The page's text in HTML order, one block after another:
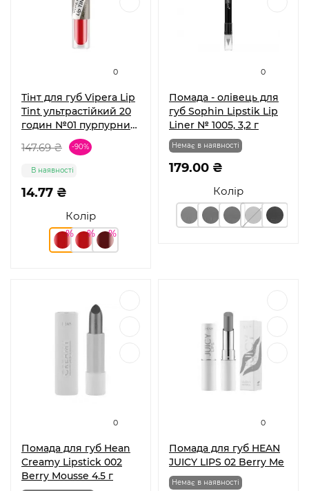
0
Тінт для губ Vipera Lip
Tint ультрастійкий 20
годин №01 пурпурний,
Колір
147.69 ₴ -90%
14.77 ₴
В наявності
0
Помада - олівець для
губ Sophin Lipstik Lip
Liner № 1005, 3,2 г
Колір
179.00 ₴
Немає в наявності
0
Помада для губ Hean
Creamy Lipstick 002
Berry Mousse 4.5 г
0
Помада для губ HEAN
JUICY LIPS 02 Berry Me
Немає в наявності